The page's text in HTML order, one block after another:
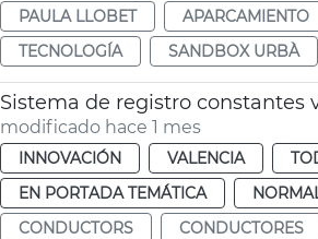
PAULA LLOBET
APARCAMIENTO
TECNOLOGÍA
SANDBOX URBÀ
Sistema de registro constantes
modificado hace 1 mes
INNOVACIÓN VALENCIA
EN PORTADA TEMÁTICA
CONDUCTORS
CONDUCTORES